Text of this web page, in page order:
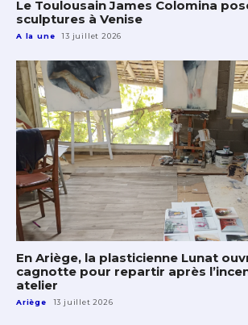
Le Toulousain James Colomina
sculptures à Venise
A la une 13 juillet 2026
En Ariège, la plasticienne Lunat
cagnotte pour repartir après
atelier
Ariège 13 juillet 2026